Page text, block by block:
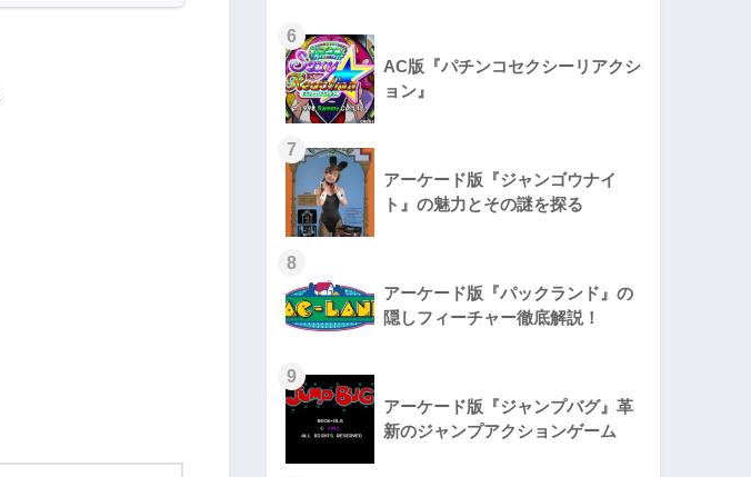
6
AC版『パチンコセクシーリアクシ
ョン』
7
アーケード版『ジャンゴウナイ
ト』の魅力とその謎を探る
8
アーケード版『パックランド』の
隠しフィーチャー徹底解説！
9
アーケード版『ジャンプバグ』革
新のジャンプアクションゲーム